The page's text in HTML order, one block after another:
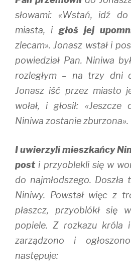
słowami: «Wstań, idź
miasta, i głoś jej
zlecam». Jonasz wstał i
powiedział Pan. Niniwa
rozległym – na trzy dni
Jonasz iść przez miasto
wołał, i głosił:
Niniwa zostanie zburzona».
I uwierzyli mieszkańcy
post i przyoblekli się w
do najmłodszego.
Niniwy. Powstał więc z
płaszcz, przyoblókł się
popiele. Z rozkazu króla
zarządzono i
następuje: